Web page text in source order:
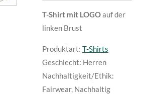
T-Shirt mit LOGOauf der
linken Brust
Produktart: T-Shirts
Geschlecht: Herren
Nachhaltig­keit/Ethik:
Fairwear, Nachhaltig